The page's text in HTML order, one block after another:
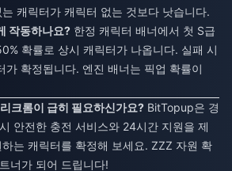
캐릭터가 캐릭터 없는 것보다 낫습니다.
작동하나요? 한정 캐릭터 배너에서 첫 S급
확률로 상시 캐릭터가 나옵니다. 실패 시
가 확정됩니다. 엔진 배너는 픽업 확률이
크롬이 급히 필요하신가요? BitTopup은 경
안전한 충전 서비스와 24시간 지원을 제
는 캐릭터를 확정해 보세요. ZZZ 자원 확
너가 되어 드립니다!